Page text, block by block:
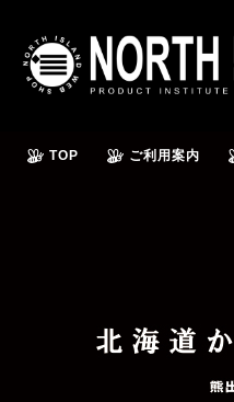
TOP ご利用案内